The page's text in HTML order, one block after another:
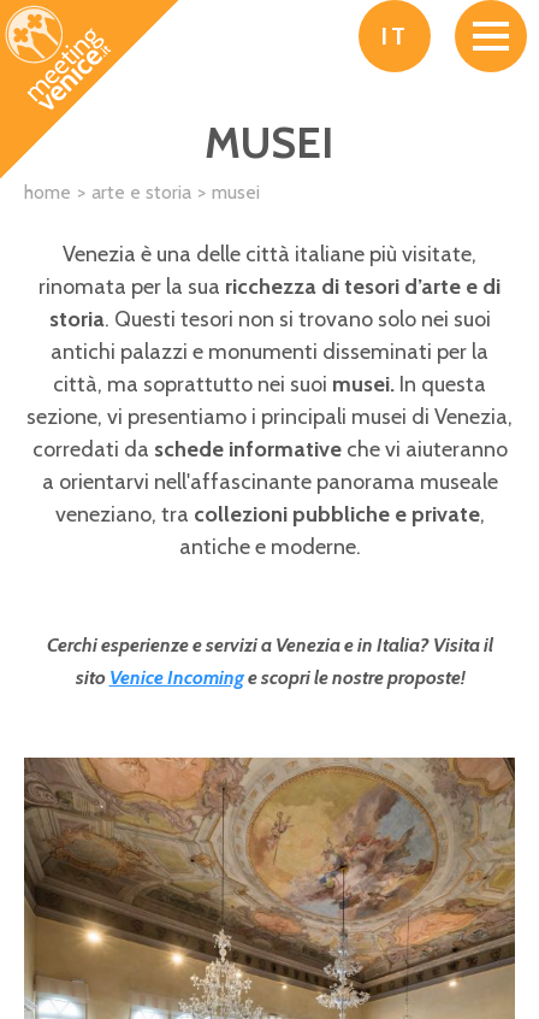
Salta al contenuto principale
IT
MUSEI
home arte e storia musei
Venezia è una delle città italiane più visitate,
rinomata per la sua ricchezza di tesori d’arte e di
storia. Questi tesori non si trovano solo nei suoi
antichi palazzi e monumenti disseminati per la
città, ma soprattutto nei suoi musei. In questa
sezione, vi presentiamo i principali musei di Venezia,
corredati da schede informativeche vi aiuteranno
a orientarvi nell'affascinante panorama museale
veneziano, tra collezioni pubbliche e private,
antiche e moderne.
Cerchi esperienze e servizi a Venezia e in Italia? Visita il
sito Venice Incominge scopri le nostre proposte!
Pagine